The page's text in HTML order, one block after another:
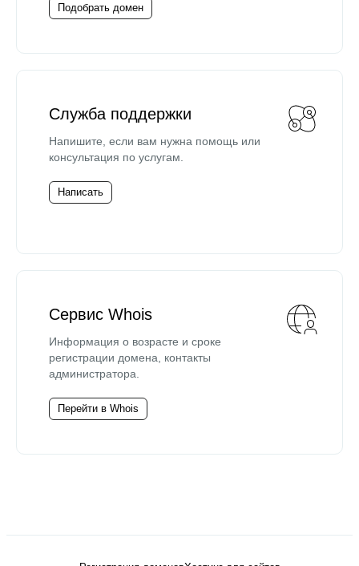
Подобрать домен
Служба поддержки
Напишите, если вам нужна помощь или
консультация по услугам.
Написать
Сервис Whois
Информация о возрасте и сроке
регистрации домена, контакты
администратора.
Перейти в Whois